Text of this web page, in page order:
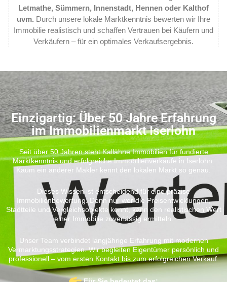
Letmathe, Sümmern, Innenstadt, Hennen oder Kalthof
uvm. Durch unsere lokale Marktkenntnis bewerten wir Ihre
Immobilie realistisch und schaffen Vertrauen bei Käufern und
Verkäufern – für ein optimales Verkaufsergebnis.
Einzigartig: Über 50 Jahre Erfahrung
im Immobilienmarkt Iserlohn
Seit über 50 Jahren steht Kallähne Immobilien für fundierte
Marktkenntnis und erfolgreiche Immobilienverkäufe in Iserlohn.
Kaum ein anderer Makler kennt den lokalen Markt so genau.
Dieses Wissen ist entscheidend für eine präzise
Immobilienbewertung. Denn nur wer die Preisentwicklungen,
Stadtteile und Vergleichsobjekte kennt, kann den realistischen Wert
einer Immobilie zuverlässig ermitteln.
Unser Team verbindet langjährige Erfahrung mit modernen
Vermarktungsstrategien. Wir begleiten Eigentümer persönlich und
professionell – vom ersten Kontakt bis zum erfolgreichen Verkauf.